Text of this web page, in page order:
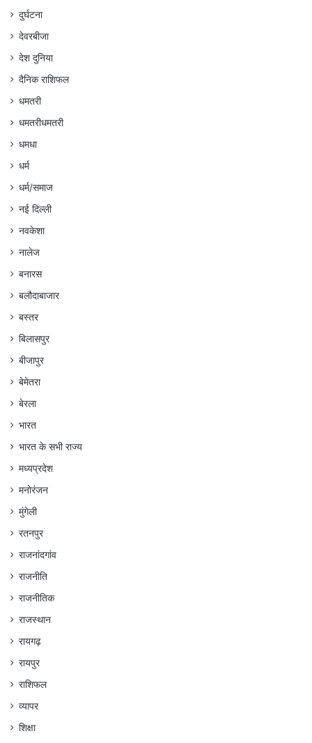
दुर्घटना
देवरबीजा
देश दुनिया
दैनिक राशिफल
धमतरी
धमतरीधमतरी
धमधा
धर्म
धर्म/समाज
नई दिल्ली
नवकेशा
नालेज
बनारस
बलौदाबाजार
बस्तर
बिलासपुर
बीजापुर
बेमेतरा
बेरला
भारत
भारत के सभी राज्य
मध्यप्रदेश
मनोरंजन
मुंगेली
रतनपुर
राजनांदगांव
राजनीति
राजनीतिक
राजस्थान
रायगढ़
रायपुर
राशिफल
व्यापर
शिक्षा